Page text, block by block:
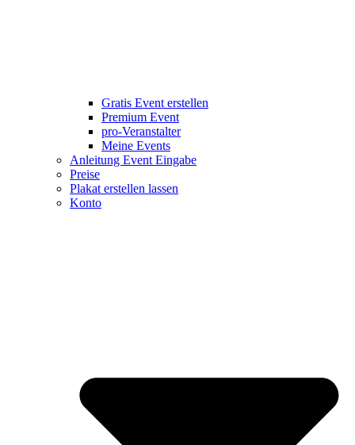
Gratis Event erstellen
Premium Event
pro-Veranstalter
Meine Events
Anleitung Event Eingabe
Preise
Plakat erstellen lassen
Konto